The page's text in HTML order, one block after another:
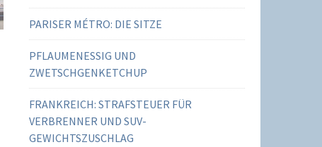
PARISER MÉTRO: DIE SITZE
PFLAUMENESSIG UND
ZWETSCHGENKETCHUP
FRANKREICH: STRAFSTEUER FÜR
VERBRENNER UND SUV-
GEWICHTSZUSCHLAG